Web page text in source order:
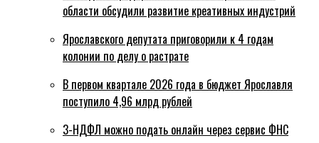
области обсудили развитие креативных индустрий
Ярославского депутата приговорили к 4 годам
колонии по делу о растрате
В первом квартале 2026 года в бюджет Ярославля
поступило 4,96 млрд рублей
3-НДФЛ можно подать онлайн через сервис ФНС